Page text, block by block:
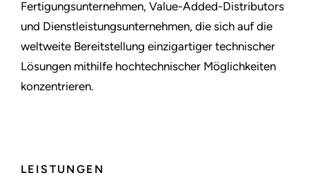
LEISTUNGEN
Fertigungsunternehmen, Value-Added-Distributors
und Dienstleistungsunternehmen, die sich auf die
weltweite Bereitstellung einzigartiger technischer
Lösungen mithilfe hochtechnischer Möglichkeiten
konzentrieren.